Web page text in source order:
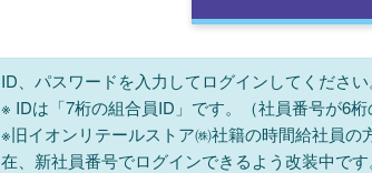
ID、パスワードを入力してログインしてください。
※ IDは「7桁の組合員ID」です。（社員番号が6
※旧イオンリテールストア㈱社籍の時間給社員
在、新社員番号でログインできるよう改装中です。